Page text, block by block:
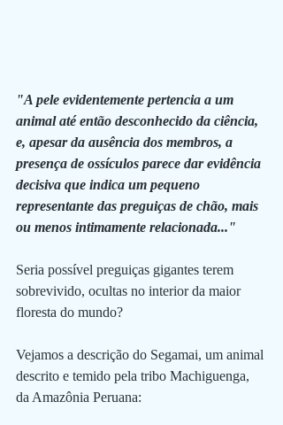
"A pele evidentemente pertencia a um
animal até então desconhecido da ciência,
e, apesar da ausência dos membros, a
presença de ossículos parece dar evidência
decisiva que indica um pequeno
representante das preguiças de chão, mais
ou menos intimamente relacionada..."
Seria possível preguiças gigantes terem
sobrevivido, ocultas no interior da maior
floresta do mundo?
Vejamos a descrição do Segamai, um animal
descrito e temido pela tribo Machiguenga,
da Amazônia Peruana: